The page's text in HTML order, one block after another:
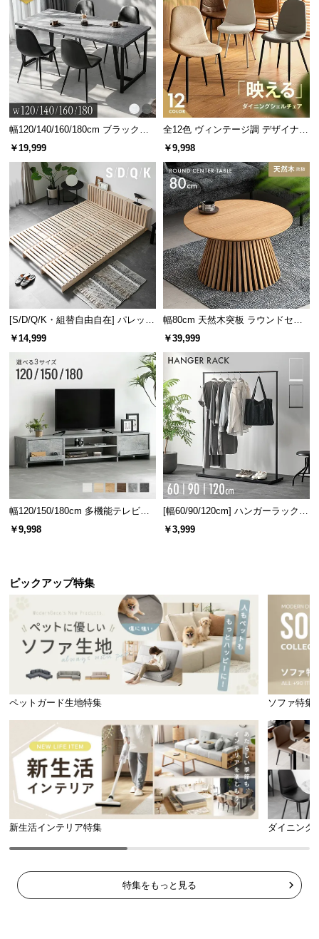
情
報
o.,
端まで無駄のないサイドスペース
サイドスペースの幅は約31cm。物が出し入れしやす
い仕様になっているので気軽に手を伸ばしてご利用
いただけます｡
横幅 奥行き
約31㎝ 約32㎝
広々とした天板上のスペース
ディスプレイスペースとしても最適な天板上のスペ
ースは、小物や植物を飾って自分好みのインテリア
を楽しめます。
横幅 奥行き
約119.5㎝ 約32㎝
配線がしやすいオープンタイプ
背面がオープンなデザインのため、電化製品などコ
ードの配線もらくらく行うことができます。
幅120/140/160/180cm ブラックフ
レーム ダイニング 大理石調 4人掛
￥19,999
全12色 ヴィンテージ調 デザイナー
ズシェルチェア
￥9,998
[S/D/Q/K・組替自由自在] パレット
ベッド 8/12/16枚セット
￥14,999
幅80cm 天然木突板 ラウンドセン
ターテーブル 美しい格子デザイン
￥39,999
幅120/150/180cm 多機能テレビボ
ード 木目/石目調 オープン収納・
￥9,998
[幅60/90/120cm] ハンガーラック
スチール 4段階高さ調節 サイドフ
￥3,999
ピックアップ特集
ペットガード生地特集 ソファ特集
新生活インテリア特集 ダイニング
特集をもっと見る